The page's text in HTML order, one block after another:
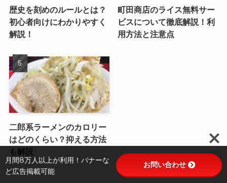
歴史を刻めのルールとは？
初心者向けにわかりやすく
解説！
町田商店のライス無料サー
ビスについて徹底解説！利
用方法と注意点
二郎系ラーメンのカロリー
はどのくらい？抑える方法
も解説
月間8万人以上が利用！バナーな
ど広告掲載可能
お問い合わせ